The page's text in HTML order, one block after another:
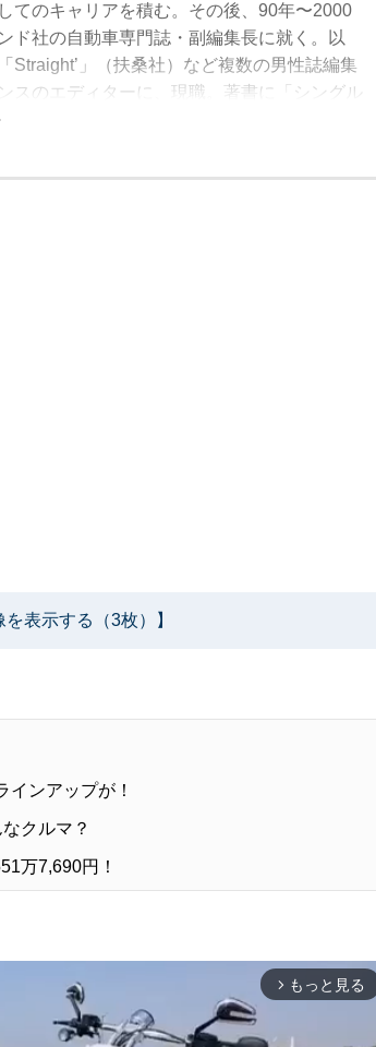
てのキャリアを積む。その後、90年〜2000
ド社の自動車専門誌・副編集長に就く。以
Straight’」（扶桑社）など複数の男性誌編集
スのエディターに、現職。著書に「シングル
究社）がある。
表示する（3枚）】
インアップが！
クルマ？
万7,690円！
arrow_forward_ios もっと見る